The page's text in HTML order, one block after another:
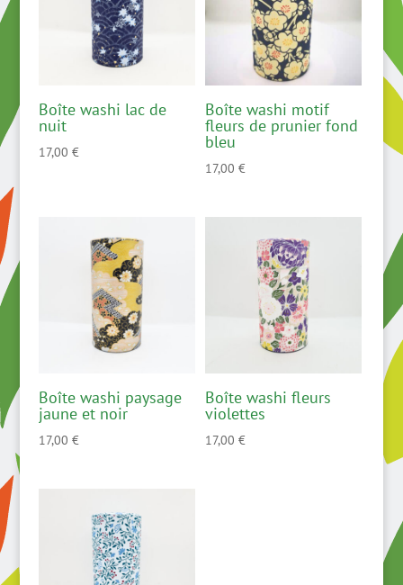
Boîte washi lac de
nuit
17,00 €
Boîte washi motif
fleurs de prunier fond
bleu
17,00€
Boîte washi paysage
jaune et noir
17,00 €
Boîte washi fleurs
violettes
17,00€